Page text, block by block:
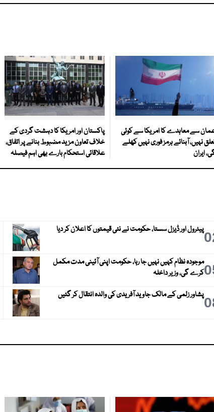
سے معاہدے کا امریکا سے کوئی
نہیں، آبنائے ہرمز فوری نہیں کھلے
ایران
پاکستان اور امریکا کا دہشت گردی کے
خلاف تعاون مزید مضبوط بنانے پر اتفاق،
علاقائی استحکام بارے بھی اہم فیصلہ
پیٹرول اور ڈیزل سستا، حکومت نے نئی قیمتوں کا اعلان کر دیا
موجودہ نظام کہیں نہیں جا رہا، حکومت اپنی آئینی مدت مکمل
کرے گی، وزیر داخلہ
پشاور زلمی کے مالک جاوید آفریدی کی والدہ انتقال کر گئیں